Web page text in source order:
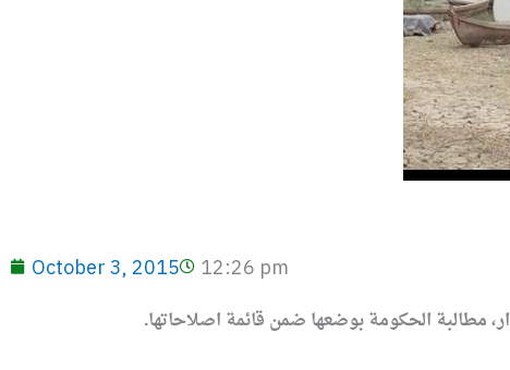
October 3, 2015 12:26 pm
مطالبة الحكومة بوضعها ضمن قائمة اصلاحاتها.